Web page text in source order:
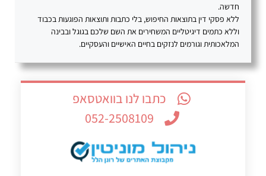
חדשה.
ללא פסקי דין בתוצאות החיפוש, בלי כתבות ותוצאות הפוגעות בכבוד
וללא כתמים דיגיטליים המשחירים את השם שלכם בגוגל ובבינה
המלאכותית וגורמים לנזקים בחיים האישיים והעסקיים.
כתבו לנו בוואטסאפ
052-2508109